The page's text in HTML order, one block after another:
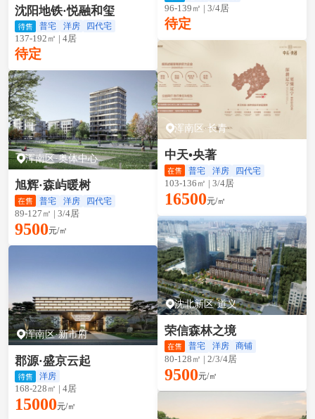
沈阳地铁·悦融和玺
普宅 洋房 四代宅
137-192㎡ | 4居
待定
浑南区·奥体中心
旭辉·森屿暖树
普宅 洋房 四代宅
89-127㎡ | 3/4居
9500元/㎡
浑南区·新市府
郡源·盛京云起
洋房
168-228㎡ | 4居
15000元/㎡
96-139㎡ | 3/4居
待定
浑南区·长青
中天•央著
普宅 洋房 四代宅
103-136㎡ | 3/4居
16500元/㎡
沈北新区·道义
荣信森林之境
普宅 洋房 商铺
80-128㎡ | 2/3/4居
9500元/㎡